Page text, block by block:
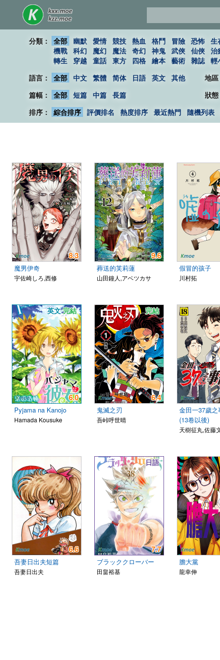
分類： 全部 幽默 愛情 競技 熱血 格鬥 冒險 恐怖
機戰 科幻 魔幻 魔法 奇幻 神鬼 武俠 仙俠
轉生 穿越 童話 東方 四格 繪本 藝術 雜誌 輕
語言：
全部 中文 繁體 简体 日語 英文 其他
地區
篇幅：
全部 短篇 中篇 長篇
狀態
排序：
綜合排序 評價排名 熱度排序 最近熱門 隨機列表
8.3
魔男伊奇
宇佐崎しろ,西修
9.6
葬送的芙莉蓮
山田鐘人,アベツカサ
假冒的孩子
川村拓
英文完結
6.0
Pyjama na Kanojo
Hamada Kousuke
完結
6.4
鬼滅之刃
吾峠呼世晴
金田一37歲之
(13卷以後)
天樹征丸,佐藤
6.6
吾妻日出夫短篇
吾妻日出夫
日語
7.7
ブラッククローバー
田畠裕基
膽大黨
龍幸伸